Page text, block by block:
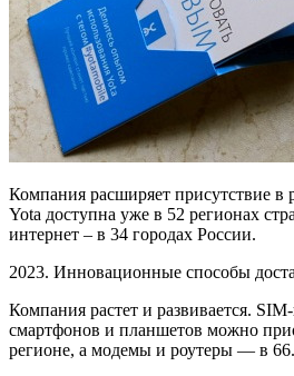
Компания расширяет присутствие в
Yota доступна уже в 52 регионах
интернет – в 34 городах России.
2023. Инновационные способы
Компания растет и развивается.
смартфонов и планшетов можно
регионе, а модемы и роутеры — в 66.